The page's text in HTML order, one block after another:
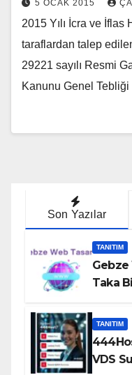
5 OCAK 2015
2015 Yılı İcra ve İflas
taraflardan talep
29221 sayılı Resmi
Kanunu Genel
Son Yazılar
TANITIM
Gebze
Taka
TANITIM
VDS